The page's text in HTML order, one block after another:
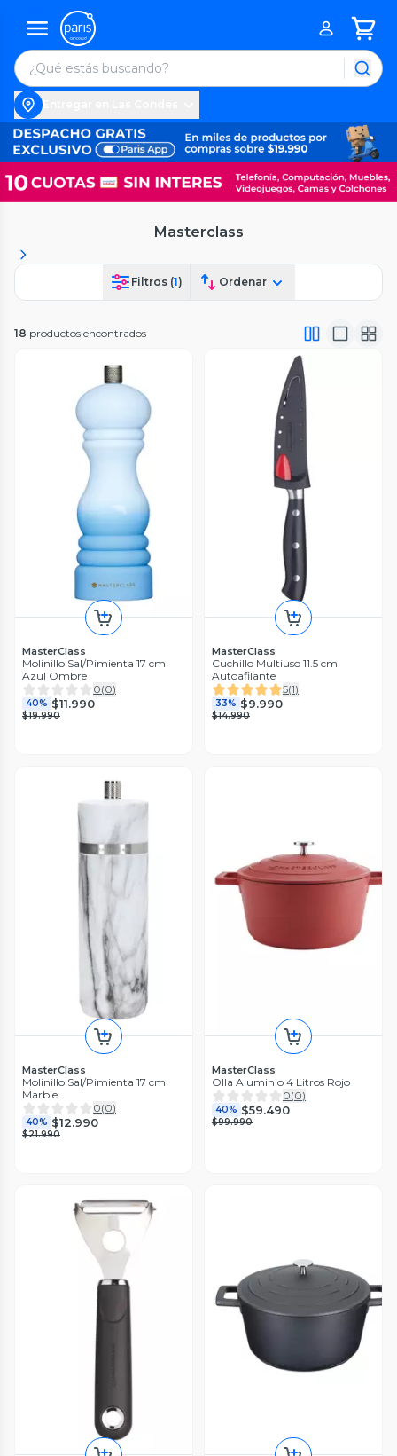
Masterclass
Filtros (1) Ordenar
18 productos encontrados
MasterClass
Molinillo Sal/Pimienta 17 cm
Azul Ombre
0(0)
40% $11.990
$19.990
MasterClass
Cuchillo Multiuso 11.5 cm
Autoafilante
5(1)
33% $9.990
$14.990
MasterClass
Molinillo Sal/Pimienta 17 cm
Marble
0(0)
40% $12.990
$21.990
MasterClass
Olla Aluminio 4 Litros Rojo
0(0)
40% $59.490
$99.990